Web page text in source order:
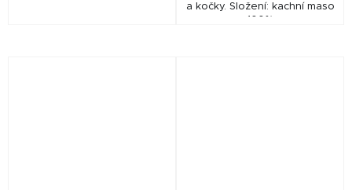
a kočky. Složení: kachní maso